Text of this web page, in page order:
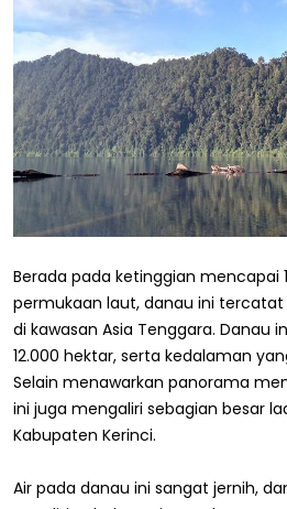
Berada pada ketinggian mencapai
permukaan laut, danau ini
di kawasan Asia Tenggara. Danau
12.000 hektar, serta kedalaman
Selain menawarkan panorama
ini juga mengaliri sebagian besar
Kabupaten Kerinci.
Air pada danau ini sangat jernih,